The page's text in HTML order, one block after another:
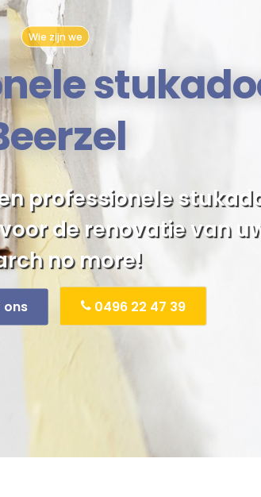
Wie zijn we
professionele
de renovatie van
no more!
0496 22 47 39